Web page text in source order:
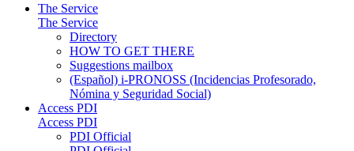
The Service
The Service
Directory
HOW TO GET THERE
Suggestions mailbox
(Español) i-PRONOSS (Incidencias Profesorado,
Nómina y Seguridad Social)
Access PDI
Access PDI
PDI Official